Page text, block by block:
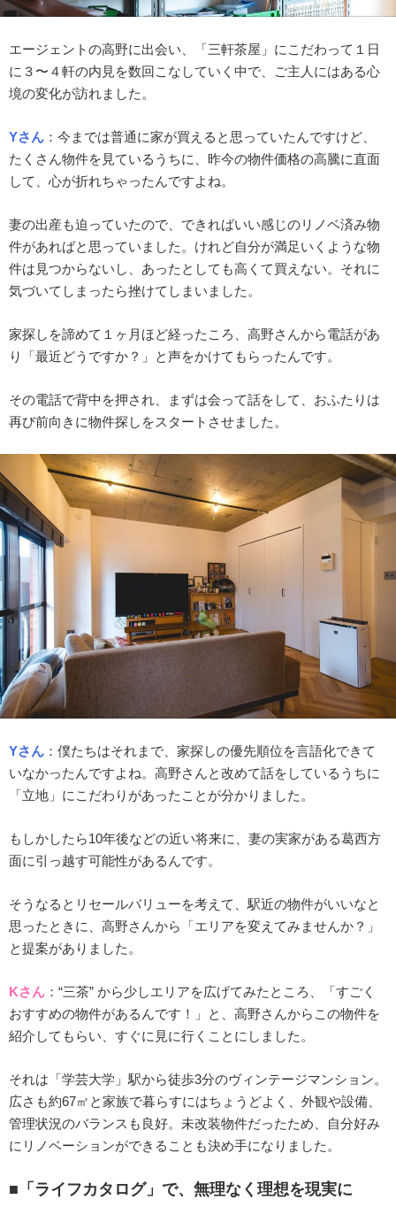
エージェントの高野に出会い、「三軒茶屋」にこだわって１日
に３〜４軒の内見を数回こなしていく中で、ご主人にはある心
境の変化が訪れました。
Yさん ： 今までは普通に家が買えると思っていたんですけど、
たくさん物件を見ているうちに、昨今の物件価格の高騰に直面
して、心が折れちゃったんですよね。
妻の出産も迫っていたので、できればいい感じのリノベ済み物
件があればと思っていました。けれど自分が満足いくような物
件は見つからないし、あったとしても高くて買えない。それに
気づいてしまったら挫けてしまいました。
家探しを諦めて１ヶ月ほど経ったころ、高野さんから電話があ
り「最近どうですか？」と声をかけてもらったんです。
その電話で背中を押され、まずは会って話をして、おふたりは
再び前向きに物件探しをスタートさせました。
Yさん ： 僕たちはそれまで、家探しの優先順位を言語化できて
いなかったんですよね。高野さんと改めて話をしているうちに
「立地」にこだわりがあったことが分かりました。
もしかしたら10年後などの近い将来に、妻の実家がある葛西方
面に引っ越す可能性があるんです。
そうなるとリセールバリューを考えて、駅近の物件がいいなと
思ったときに、高野さんから「エリアを変えてみませんか？」
と提案がありました。
Kさん ：“三茶” から少しエリアを広げてみたところ、「すごく
おすすめの物件があるんです！」と、高野さんからこの物件を
紹介してもらい、すぐに見に行くことにしました。
それは「学芸大学」駅から徒歩3分のヴィンテージマンション。
広さも約67㎡と家族で暮らすにはちょうどよく、外観や設備、
管理状況のバランスも良好。未改装物件だったため、自分好み
にリノベーションができることも決め手になりました。
■「ライフカタログ」で、無理なく理想を現実に